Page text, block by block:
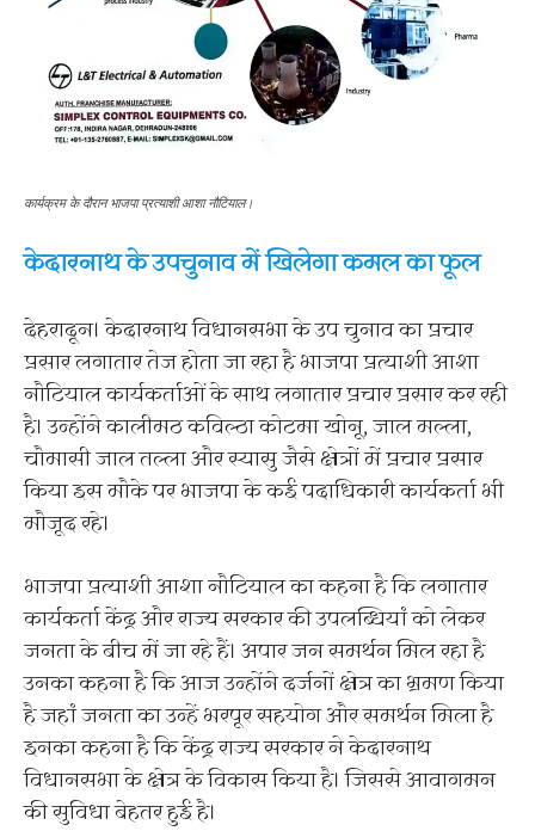
कार्यक्रम के दौरान भाजपा प्रत्याशी आशा नौटियाल।
केदारनाथ के उपचुनाव में खिलेगा कमल का फूल
देहरादून। केदारनाथ विधानसभा के उप चुनाव का प्रचार
प्रसार लगातार तेज होता जा रहा है भाजपा प्रत्याशी आशा
नौटियाल कार्यकर्ताओं के साथ लगातार प्रचार प्रसार कर रही
है। उन्होंने कालीमठ कविल्ठा कोटमा खोनू, जाल मल्ला,
चौमासी जाल तल्ला और स्यासु जैसे क्षेत्रों में प्रचार प्रसार
किया इस मौके पर भाजपा के कई पदाधिकारी कार्यकर्ता भी
मौजूद रहे।
भाजपा प्रत्याशी आशा नौटियाल का कहना है कि लगातार
कार्यकर्ता केंद्र और राज्य सरकार की उपलब्धियां को लेकर
जनता के बीच में जा रहे हैं। अपार जन समर्थन मिल रहा है
उनका कहना है कि आज उन्होंने दर्जनों क्षेत्र का भ्रमण किया
है जहां जनता का उन्हें भरपूर सहयोग और समर्थन मिला है
इनका कहना है कि केंद्र राज्य सरकार ने केदारनाथ
विधानसभा के क्षेत्र के विकास किया है। जिससे आवागमन
की सुविधा बेहतर हुई है।